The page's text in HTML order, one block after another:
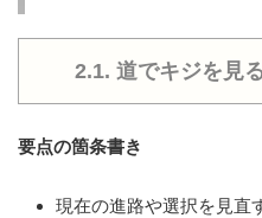
2.1. 道でキジを見
要点の箇条書き
現在の進路や選択を見直